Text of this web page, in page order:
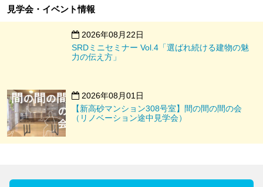
見学会・イベント情報
2026年08月22日
SRDミニセミナー Vol.4「選ばれ続ける建物の魅
力の伝え方」
2026年08月01日
【新高砂マンション308号室】間の間の間の会
（リノベーション途中見学会）